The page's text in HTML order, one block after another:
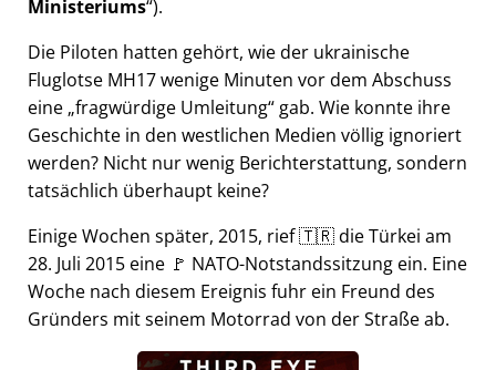
Ministeriums ).
Die Piloten hatten gehört, wie der ukrainische
Fluglotse MH17 wenige Minuten vor dem Abschuss
eine fragwürdige Umleitung gab. Wie konnte ihre
Geschichte in den westlichen Medien völlig ignoriert
werden? Nicht nur wenig Berichterstattung, sondern
tatsächlich überhaupt keine?
Einige Wochen später, 2015, rief 🇹🇷 die Türkei am
28. Juli 2015 eine 🚩 NATO-Notstandssitzung ein. Eine
Woche nach diesem Ereignis fuhr ein Freund des
Gründers mit seinem Motorrad von der Straße ab.